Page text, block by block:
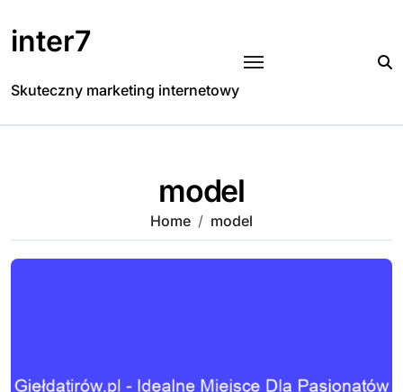
to
content
inter7
Skuteczny marketing internetowy
model
Home model